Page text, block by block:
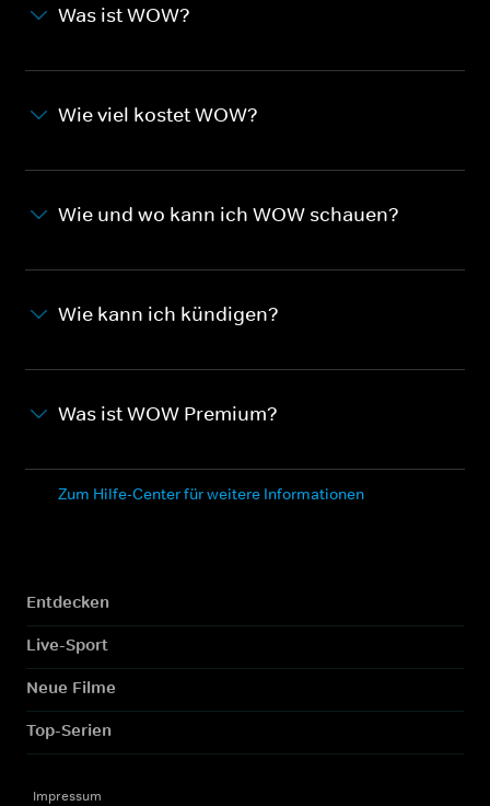
Was ist WOW?
Wie viel kostet WOW?
Wie und wo kann ich WOW schauen?
Wie kann ich kündigen?
Was ist WOW Premium?
Zum Hilfe-Center für weitere Informationen
Entdecken
Live-Sport
Neue Filme
Top-Serien
Impressum